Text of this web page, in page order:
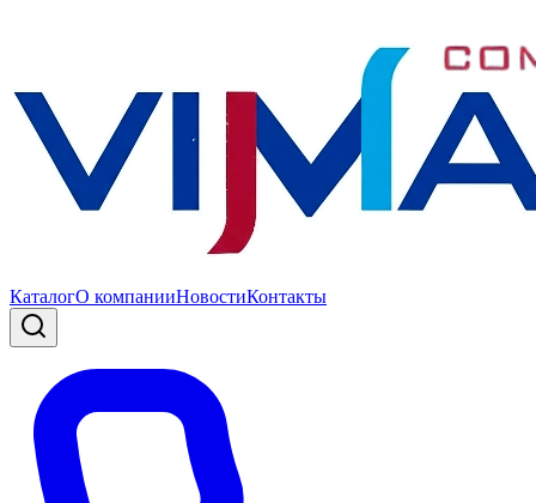
КаталогО компанииНовостиКонтакты